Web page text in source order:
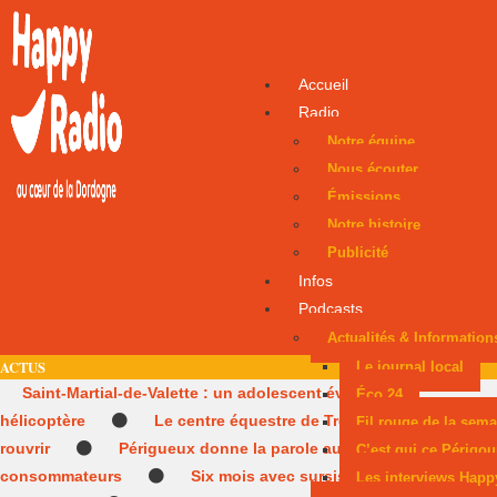
Accueil
Radio
Notre équipe
Nous écouter
Émissions
Notre histoire
Publicité
Infos
Podcasts
Actualités &
Le journal local
Éco 24
Fil rouge de la
C’est qui ce
Les interviews
ACTUS
Saint-Martial-de-Valette : un adolescent évacué par
hélicoptère
Le centre équestre de Trélissac autorisé à
rouvrir
Périgueux donne la parole aux
consommateurs
Six mois avec sursis après une tentative